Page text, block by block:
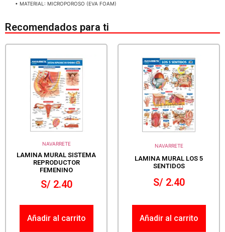
• MATERIAL: MICROPOROSO (EVA FOAM)
Recomendados para ti
NAVARRETE
LAMINA MURAL SISTEMA
REPRODUCTOR
FEMENINO
S/2.40
Añadir al carrito
NAVARRETE
LAMINA MURAL LOS 5
SENTIDOS
S/2.40
Añadir al carrito